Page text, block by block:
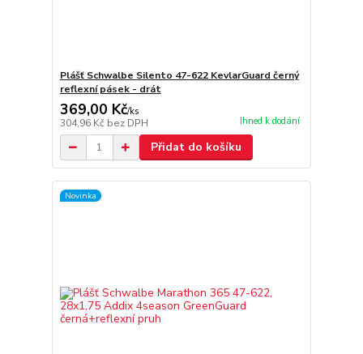
Plášť Schwalbe Silento 47-622 KevlarGuard černý
reflexní pásek - drát
369,00 Kč/ks
304,96 Kč bez DPH Ihned k dodání
Přidat do košíku
Novinka